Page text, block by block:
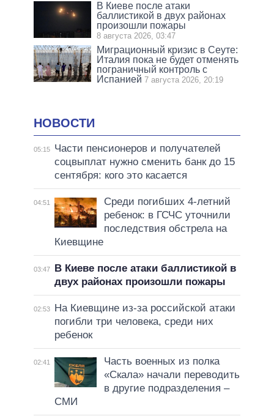
В Киеве после атаки
баллистикой в двух районах
произошли пожары
8 августа 2026, 03:47
Миграционный кризис в Сеуте:
Италия пока не будет отменять
пограничный контроль с
Испанией 7 августа 2026, 20:19
НОВОСТИ
05:15
Части пенсионеров и получателей
соцвыплат нужно сменить банк до 15
сентября: кого это касается
04:51
Среди погибших 4-летний
ребенок: в ГСЧС уточнили
последствия обстрела на
Киевщине
03:47
В Киеве после атаки баллистикой в
двух районах произошли пожары
02:53
На Киевщине из-за российской атаки
погибли три человека, среди них
ребенок
02:41
Часть военных из полка
«Скала» начали переводить
в другие подразделения –
СМИ